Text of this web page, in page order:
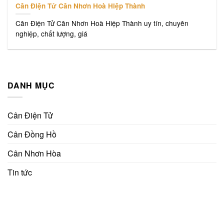
Cân Điện Tử Cân Nhơn Hoà Hiệp Thành
Cân Điện Tử Cân Nhơn Hoà Hiệp Thành uy tín, chuyên
nghiệp, chất lượng, giá
DANH MỤC
Cân Điện Tử
Cân Đồng Hồ
Cân Nhơn Hòa
Tin tức